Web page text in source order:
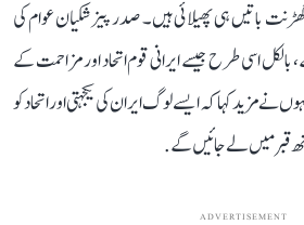
باتیں ہی پھیلائی ہیں۔ صدر پیزشکیان عوام کی
اسی طرح جیسے ایرانی قوم اتحاد اور مزاحمت کے
نے مزيد كہا كہ ايسے لوگ ايران کی یکجہتی اور اتحاد كو
قبر ميں لے جائيں گے.
ADVERTISEMENT